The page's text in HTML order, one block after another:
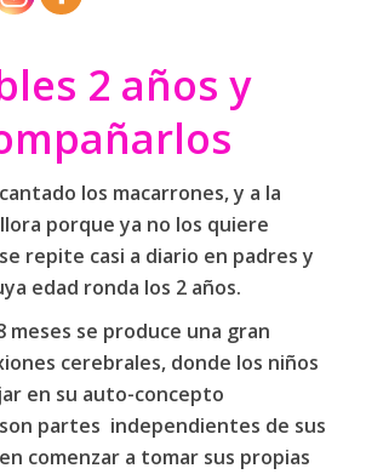
2 años y
los macarrones, y a la
porque ya no los quiere
repite casi a diario en padres y
edad ronda los 2 años.
meses se produce una gran
cerebrales, donde los niños
en su auto-concepto
partes independientes de sus
comenzar a tomar sus propias